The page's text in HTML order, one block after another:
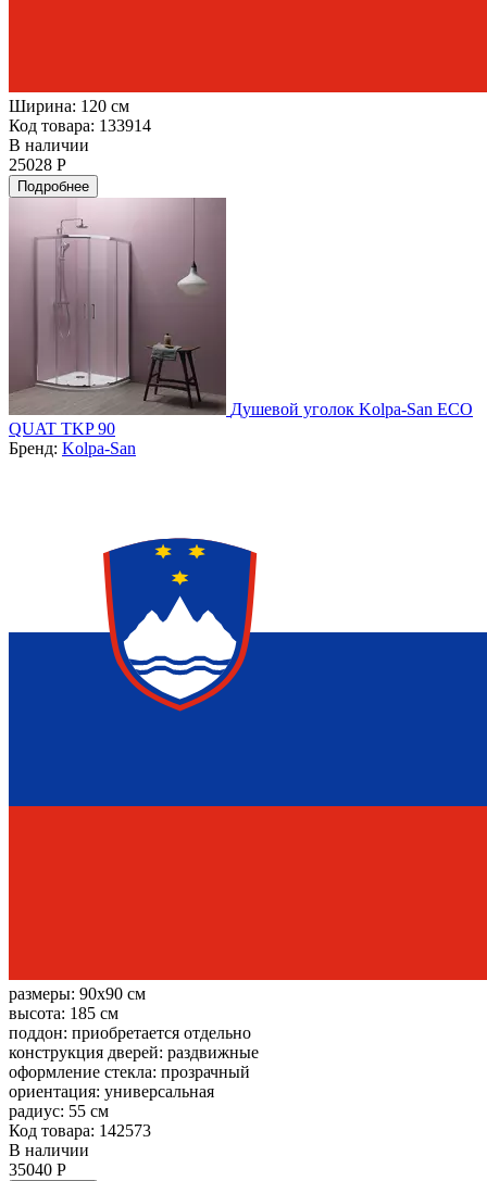
Ширина: 120 см
Код товара: 133914
В наличии
25028 Р
Подробнее
Душевой уголок Kolpa-San ECO
QUAT TKP 90
Бренд: Kolpa-San
размеры: 90x90 см
высота: 185 см
поддон: приобретается отдельно
конструкция дверей: раздвижные
оформление стекла: прозрачный
ориентация: универсальная
радиус: 55 см
Код товара: 142573
В наличии
35040 Р